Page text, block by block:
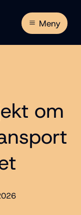
Meny
om